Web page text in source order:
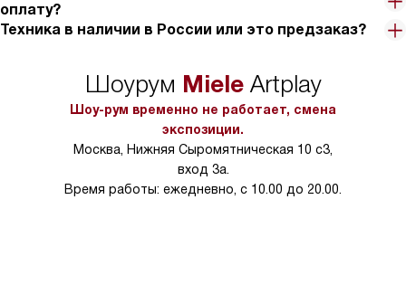
оплату?
Техника в наличии в России или это предзаказ?
Шоурум MieleArtplay
Шоу-рум временно не работает, смена
экспозиции.
Москва, Нижняя Сыромятническая 10 с3,
вход 3а.
Время работы: ежедневно, с 10.00 до 20.00.